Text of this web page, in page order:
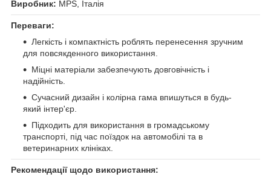
Виробник: MPS, Італія
Переваги:
Легкість і компактність роблять перенесення зручним
для повсякденного використання.
Міцні матеріали забезпечують довговічність і
надійність.
Сучасний дизайн і колірна гама впишуться в будь-
який інтер'єр.
Підходить для використання в громадському
транспорті, під час поїздок на автомобілі та в
ветеринарних клініках.
Рекомендації щодо використання: